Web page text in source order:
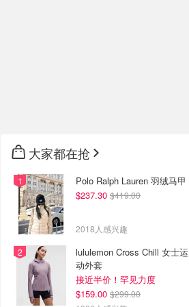
大家都在抢
Polo Ralph Lauren 羽绒马甲
$237.30 $419.00
2018人感兴趣
lululemon Cross Chill 女士运
动外套
接近半价！罕见力度
$159.00 $299.00